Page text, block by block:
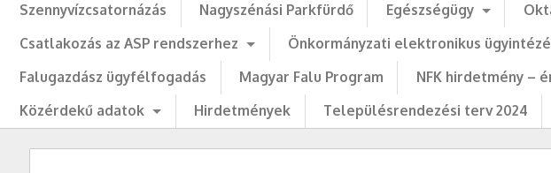
Szennyvízcsatornázás
Nagyszénási Parkfürdő Egészségügy
Csatlakozás az ASP rendszerhez
Önkormányzati elektronikus
Falugazdász ügyfélfogadás
Magyar Falu Program NFK hirdetmény –
Közérdekű adatok
Hirdetmények Településrendezési terv 2024